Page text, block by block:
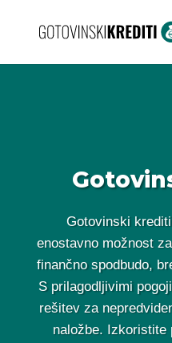
Gotovinski
enostavno možnost
finančno spodbudo,
S prilagodljivimi
rešitev za
naložbe. Izkoristite